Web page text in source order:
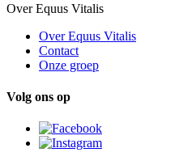
Over Equus Vitalis
Over Equus Vitalis
Contact
Onze groep
Volg ons op